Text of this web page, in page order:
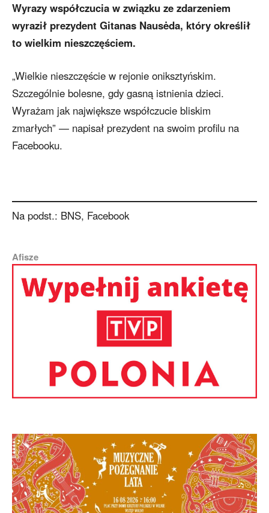
Wyrazy współczucia w związku ze zdarzeniem
wyraził prezydent Gitanas Nausėda, który określił
to wielkim nieszczęściem.
„Wielkie nieszczęście w rejonie oniksztyńskim.
Szczególnie bolesne, gdy gasną istnienia dzieci.
Wyrażam jak największe współczucie bliskim
zmarłych” — napisał prezydent na swoim profilu na
Facebooku.
Na podst.: BNS, Facebook
Afisze